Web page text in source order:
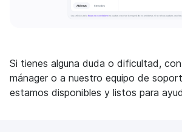
Si tienes alguna duda o dificultad,
mánager o a nuestro equipo de
estamos disponibles y listos para